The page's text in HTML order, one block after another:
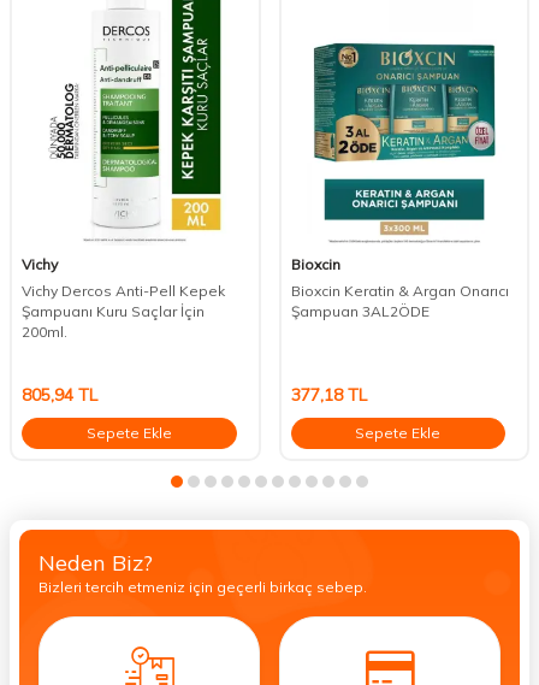
Vichy
Vichy Dercos Anti-Pell Kepek
Şampuanı Kuru Saçlar İçin
200ml.
805,94 TL
Sepete Ekle
Bioxcin
Bioxcin Keratin & Argan Onarıcı
Şampuan 3AL2ÖDE
377,18TL
Sepete Ekle
Neden Biz?
Bizleri tercih etmeniz için geçerli birkaç sebep.